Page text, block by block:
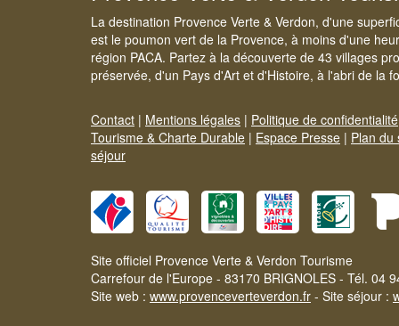
La destination Provence Verte & Verdon, d'une
est le poumon vert de la Provence, à moins d'une
région PACA. Partez à la découverte de 43 villages
préservée, d'un Pays d'Art et d'Histoire, à l'abri de la
Contact | Mentions légales | Politique de confidentialité
Tourisme & Charte Durable | Espace Presse | Plan du
séjour
Site officiel Provence Verte & Verdon Tourisme
Carrefour de l'Europe - 83170 BRIGNOLES - Tél. 04
Site web : www.provenceverteverdon.fr - Site séjour :